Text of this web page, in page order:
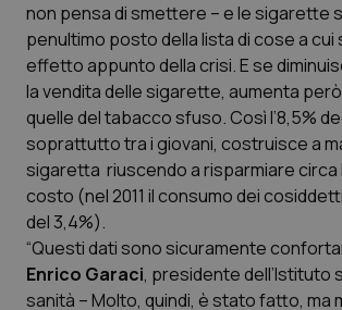
Emilia-Romagna
Friuli Venezia Giulia
Lazio
Liguria
Lombardia
Colesterolo & coronaropatie
Dermatite Atopica
Diabete & glucometri
Disturbi dell’umore
Dolore
non pensa di smettere – e le sigarette
penultimo posto della lista di cose a cui
effetto appunto della crisi. E se
la vendita delle sigarette, aumenta
quelle del tabacco sfuso. Così l’8,5%
soprattutto tra i giovani, costruisce a
sigaretta riuscendo a risparmiare circa
costo (nel 2011 il consumo dei
del 3,4%).
“Questi dati sono sicuramente
Enrico Garaci, presidente dell’Istituto
sanità – Molto, quindi, è stato fatto, ma